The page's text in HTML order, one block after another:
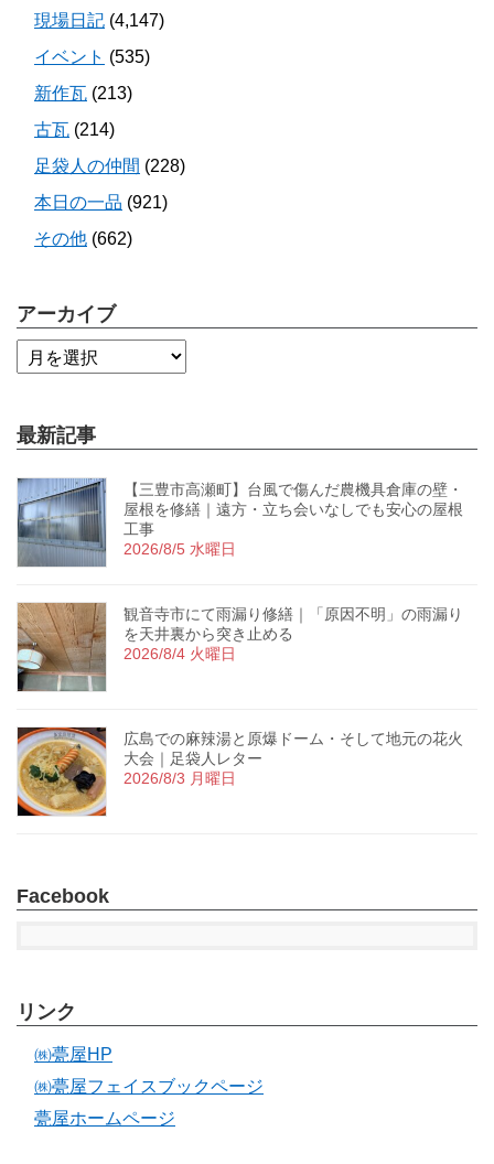
現場日記 (4,147)
イベント (535)
新作瓦 (213)
古瓦 (214)
足袋人の仲間 (228)
本日の一品 (921)
その他 (662)
アーカイブ
最新記事
【三豊市高瀬町】台風で傷んだ農機具倉庫の壁・
屋根を修繕｜遠方・立ち会いなしでも安心の屋根
工事
2026/8/5 水曜日
観音寺市にて雨漏り修繕｜「原因不明」の雨漏り
を天井裏から突き止める
2026/8/4 火曜日
広島での麻辣湯と原爆ドーム・そして地元の花火
大会｜足袋人レター
2026/8/3 月曜日
Facebook
リンク
㈱甍屋HP
㈱甍屋フェイスブックページ
甍屋ホームページ